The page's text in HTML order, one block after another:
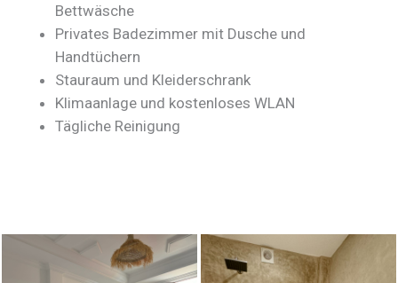
Bettwäsche
Privates Badezimmer mit Dusche und
Handtüchern
Stauraum und Kleiderschrank
Klimaanlage und kostenloses WLAN
Tägliche Reinigung